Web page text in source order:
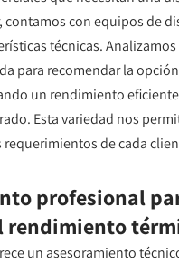
contamos con equipos de
técnicas.
para recomendar la
un rendimiento
Esta variedad nos
de cada
profesional
rendimiento
un asesoramiento